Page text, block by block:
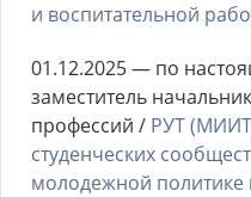
и воспитательной
01.12.2025 — по
заместитель
профессий / РУТ
студенческих
молодежной политике